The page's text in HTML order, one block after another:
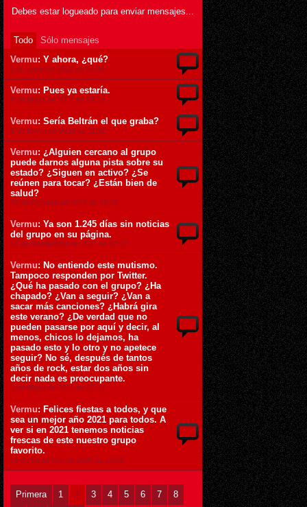
Debes estar logueado para enviar mensajes...
Todo
Sólo mensajes
Vermu: Y ahora, ¿qué?
2 de Junio de 2022 ás 07:06
Vermu: Pues ya estaría.
9 de Mayo de 2022 ás 09:31
Vermu: Sería Beltrán el que graba?
1 de Enero de 2022 ás 11:32
Vermu: ¿Alguien cercano al grupo
puede darnos alguna pista sobre su
estado? ¿Siguen en activo? ¿Se
reúnen para tocar? ¿Están bien de
salud?
25 de Octubre de 2021 ás 20:35
Vermu: Ya son 1.245 días sin noticias
del grupo en su página.
21 de Septiembre de 2021 ás 08:17
Vermu: No entiendo este mutismo.
Tampoco responden por Twitter.
¿Qué ha pasado con el grupo? ¿Ha
chapado? ¿Van a seguir? ¿Van a
sacar más canciones? ¿Habrá gira
este verano? ¿De verdad que no
pueden pasarse por aquí y decir, al
menos, chicos lo dejamos, ha
pasado esto y lo otro y no apetece
seguir? No sé, después de tantos
años de rock, estar dos años sin
decir nada es preocupante.
3 de Mayo de 2021 ás 07:33
Vermu: Felices fiestas a todos, y que
sea un mejor año 2021 para todos. A
ver si en 2021 tenemos noticias
frescas de este nuestro grupo
favorito.
28 de Diciembre de 2020 ás 19:50
Primera 1 2 3 4 5 6 7 8